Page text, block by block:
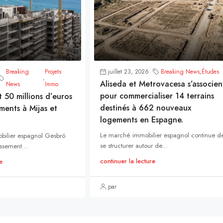
Breaking
News
,
Projets
Immo
millions d’euros
à Mijas et
espagnol Gesbró
juillet 23, 2026 Breaking News,Études
Aliseda et Metrovacesa
pour commercialiser 14 terrains
destinés à 662 nouveaux
logements en Espagne.
Le marché immobilier espagnol continue
se structurer autour de...
continuer la lecture
par